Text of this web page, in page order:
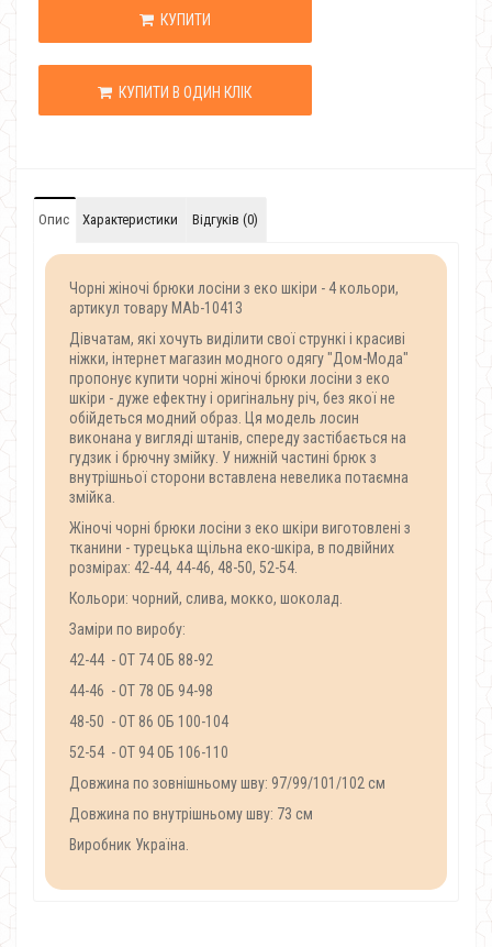
КУПИТИ
КУПИТИ В ОДИН КЛІК
Опис Характеристики Відгуків (0)
Чорні жіночі брюки лосіни з еко шкіри - 4 кольори,
артикул товару MAb-10413
Дівчатам, які хочуть виділити свої стрункі і красиві
ніжки, інтернет магазин модного одягу "Дом-Мода"
пропонує купити чорні жіночі брюки лосіни з еко
шкіри - дуже ефектну і оригінальну річ, без якої не
обійдеться модний образ. Ця модель лосин
виконана у вигляді штанів, спереду застібається на
гудзик і брючну змійку. У нижній частині брюк з
внутрішньої сторони вставлена невелика потаємна
змійка.
Жіночі чорні брюки лосіни з еко шкіри виготовлені з
тканини - турецька щільна еко-шкіра, в подвійних
розмірах: 42-44, 44-46, 48-50, 52-54.
Кольори: чорний, слива, мокко, шоколад.
Заміри по виробу:
42-44 - ОТ 74 ОБ 88-92
44-46 - ОТ 78 ОБ 94-98
48-50 - ОТ 86 ОБ 100-104
52-54 - ОТ 94 ОБ 106-110
Довжина по зовнішньому шву: 97/99/101/102 см
Довжина по внутрішньому шву: 73 см
Виробник Україна.